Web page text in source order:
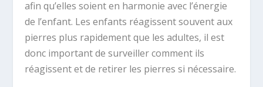
afin qu’elles soient en harmonie avec l’énergie
de l’enfant. Les enfants réagissent souvent aux
pierres plus rapidement que les adultes, il est
donc important de surveiller comment ils
réagissent et de retirer les pierres si nécessaire.